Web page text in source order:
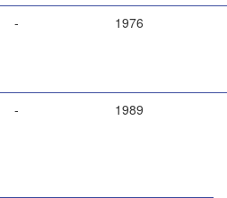
- 1976
- 1989